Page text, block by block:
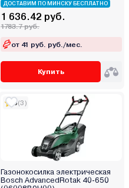
ДОСТАВИМ ПО МИНСКУ БЕСПЛАТНО
1 636.42 руб.
1783.7 руб.
от 41 руб. руб./мес.
Купить
5(3)
Газонокосилка электрическая
Bosch AdvancedRotak 40-650